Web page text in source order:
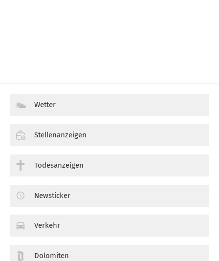
Wetter
Stellenanzeigen
Todesanzeigen
Newsticker
Verkehr
Dolomiten